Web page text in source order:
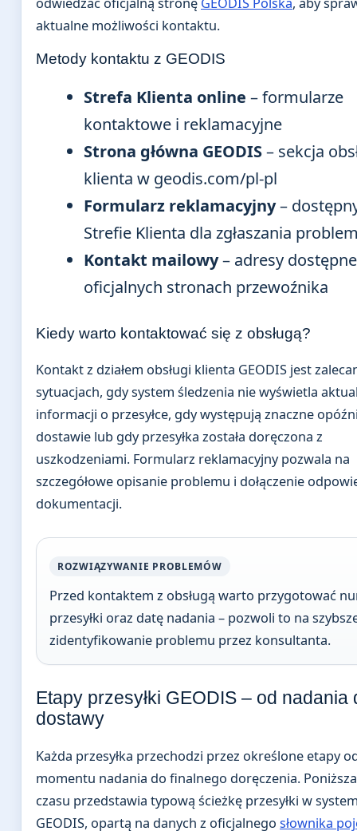
aktualne możliwości kontaktu.
Metody kontaktu z GEODIS
Strefa Klienta online – formularze
kontaktowe i reklamacyjne
Strona główna GEODIS– sekcja
klienta w geodis.com/pl-pl
Formularz reklamacyjny–
Strefie Klienta dla zgłaszania
Kontakt mailowy– adresy
oficjalnych stronach przewoźnika
Kiedy warto kontaktować się z obsługą?
Kontakt z działem obsługi klienta GEODIS jest
sytuacjach, gdy system śledzenia nie wyświetla
informacji o przesyłce, gdy występują znaczne
dostawie lub gdy przesyłka została doręczona z
uszkodzeniami. Formularz reklamacyjny pozwala na
szczegółowe opisanie problemu i dołączenie
dokumentacji.
ROZWIĄZYWANIE PROBLEMÓW
Przed kontaktem z obsługą warto przygotować
przesyłki oraz datę nadania – pozwoli to na
zidentyfikowanie problemu przez konsultanta.
Etapy przesyłki GEODIS – od nadania
dostawy
Każda przesyłka przechodzi przez określone etapy
momentu nadania do finalnego doręczenia.
czasu przedstawia typową ścieżkę przesyłki w
GEODIS, opartą na danych z oficjalnego słownika